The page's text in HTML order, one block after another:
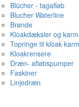
Blücher - tagafløb
Blucher Waterline
Brønde
Kloakdæksler og
Topringe til kloak
Kloakrensere
Dræn- afløbspumper
Faskiner
Linjedræn